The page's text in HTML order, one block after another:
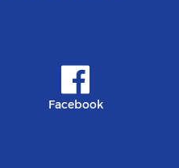
Facebook